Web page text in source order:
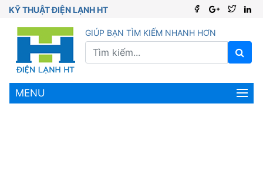
KỸ THUẬT ĐIỆN LẠNH HT
GIÚP BẠN TÌM KIẾM NHANH HƠN
MENU